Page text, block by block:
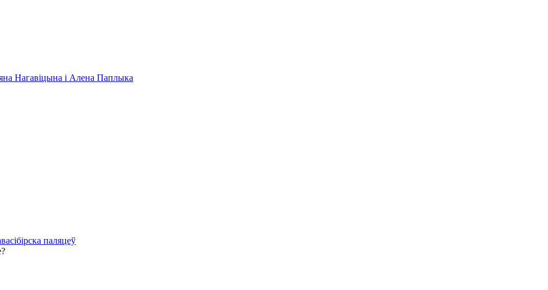
Нагавіцына і Алена Паплыка
паляцеў